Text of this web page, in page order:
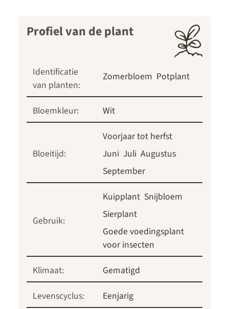
Profiel van de plant
Identificatie
van planten:
Zomerbloem Potplant
Bloemkleur: Wit
Bloeitijd:
Voorjaar tot herfst
Juni Juli Augustus
September
Gebruik:
Kuipplant Snijbloem
Sierplant
Goede voedingsplant
voor insecten
Klimaat:
Gematigd
Levenscyclus:
Eenjarig